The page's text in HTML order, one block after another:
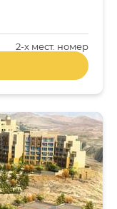
2-x мест. номер